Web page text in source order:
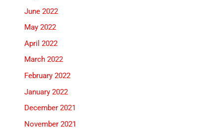
June 2022
May 2022
April 2022
March 2022
February 2022
January 2022
December 2021
November 2021